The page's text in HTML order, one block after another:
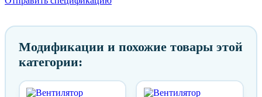
Модификации и похожие товары этой
категории: